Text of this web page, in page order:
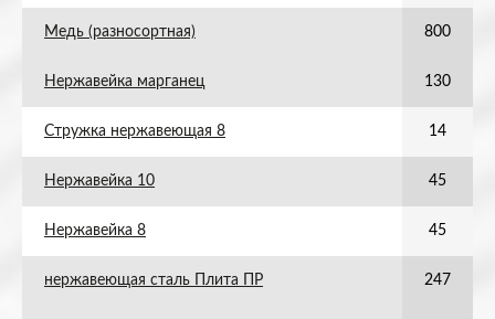
Медь (разносортная) 800
Нержавейка марганец 130
Стружка нержавеющая 8 14
Нержавейка 10 45
Нержавейка 8 45
нержавеющая сталь Плита ПР 247